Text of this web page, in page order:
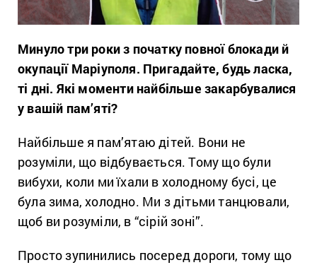
Минулотри роки з початку повної блокади й
окупації Маріуполя. Пригадайте, будь ласка,
ті дні. Які моменти найбільше закарбувалися
у вашій пам’яті?
Найбільше я пам’ятаю дітей. Вони не
розуміли, що відбувається. Тому що були
вибухи, коли ми їхали в холодному бусі, це
була зима, холодно. Ми з дітьми танцювали,
щоб ви розуміли, в “сірій зоні”.
Просто зупинились посеред дороги, тому що